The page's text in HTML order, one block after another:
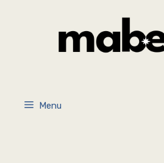
Menu